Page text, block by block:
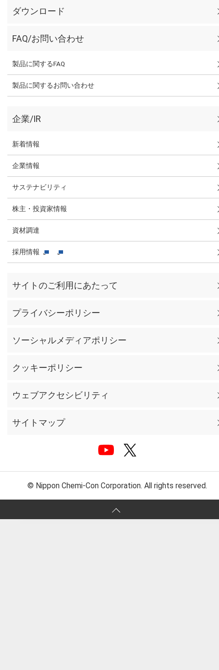
ダウンロード
FAQ/お問い合わせ
製品に関するFAQ
製品に関するお問い合わせ
企業/IR
新着情報
企業情報
サステナビリティ
株主・投資家情報
資材調達
採用情報
サイトのご利用にあたって
プライバシーポリシー
ソーシャルメディアポリシー
クッキーポリシー
ウェブアクセシビリティ
サイトマップ
© Nippon Chemi-Con Corporation. All rights reserved.